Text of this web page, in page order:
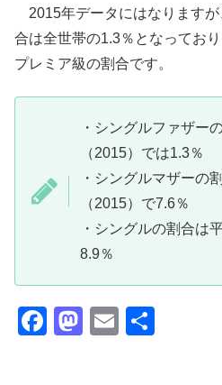
2015年データにはなりますが
合は全世帯の1.3％となってお
プレミア級の割合です。
・シングルファザー
（2015）では1.3％
・シングルマザーの
（2015）で7.6％
・シングルの割合は
8.9％
F
M
E